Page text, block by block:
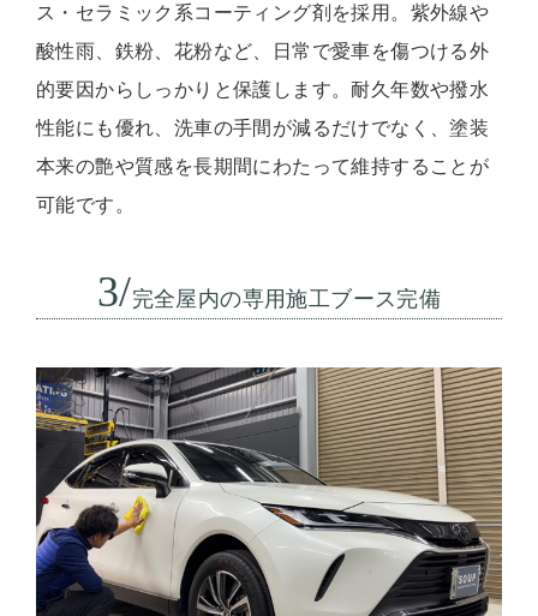
ス・セラミック系コーティング剤を採用。紫外線や
酸性雨、鉄粉、花粉など、日常で愛車を傷つける外
的要因からしっかりと保護します。耐久年数や撥水
性能にも優れ、洗車の手間が減るだけでなく、塗装
本来の艶や質感を長期間にわたって維持することが
可能です。
3/完全屋内の専用施工ブース完備